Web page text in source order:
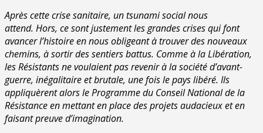
Après cette crise sanitaire, un tsunami social nous
attend. Hors, ce sont justement les grandes crises qui font
avancer l’histoire en nous obligeant à trouver des nouveaux
chemins, à sortir des sentiers battus. Comme à la Libération,
les Résistants ne voulaient pas revenir à la société d’avant-
guerre, inégalitaire et brutale, une fois le pays libéré. Ils
appliquèrent alors le Programme du Conseil National de la
Résistance en mettant en place des projets audacieux et en
faisant preuve d’imagination.